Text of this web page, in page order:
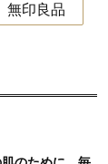
無印良品